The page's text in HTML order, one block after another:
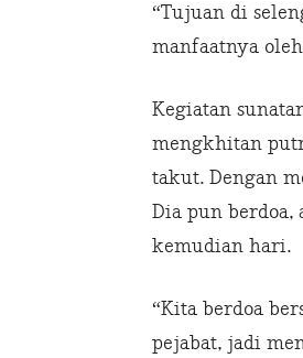
“Tujuan di
manfaatnya
Kegiatan
mengkhitan
takut. Dengan
Dia pun
kemudian hari.
“Kita berdoa
pejabat, jadi